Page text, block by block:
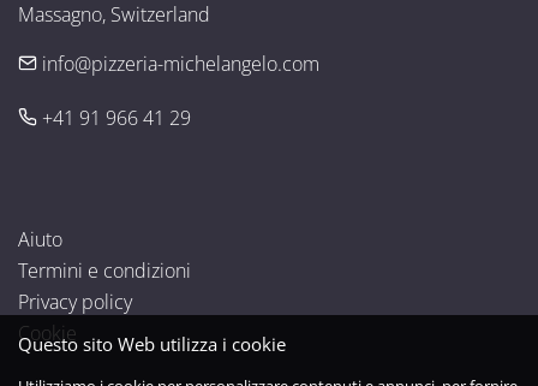
Massagno, Switzerland
info@pizzeria-michelangelo.com
+41 91 966 41 29
Aiuto
Termini e condizioni
Privacy policy
Cookie
Questo sito Web utilizza i cookie